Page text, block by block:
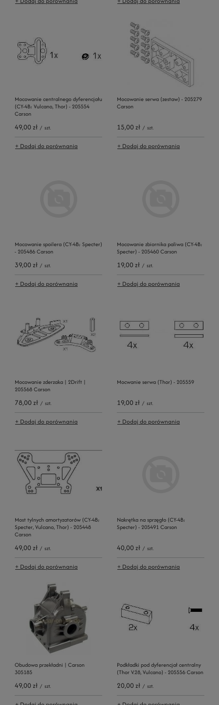
Mocowanie centralnego dyferencjału
(CY-4B; Vulcano, Thor) - 205554
Carson
49,00 zł / szt.
+ Dodaj do porównania
Mocowanie serwa (zestaw) - 205279
Carson
15,00 zł / szt.
+ Dodaj do porównania
Mocowanie spoilera (CY-4B; Specter)
- 205486 Carson
39,00 zł / szt.
+ Dodaj do porównania
Mocowanie zbiornika paliwa (CY-4B;
Specter) - 205460 Carson
19,00 zł / szt.
+ Dodaj do porównania
Mocowanie zderzaka | 2Drift |
205568 Carson
78,00 zł / szt.
+ Dodaj do porównania
Mocwanie serwa (Thor) - 205559
19,00 zł / szt.
+ Dodaj do porównania
Most tylnych amortyzatorów (CY-4B;
Specter, Vulcano, Thor) - 205448
Carson
49,00 zł / szt.
+ Dodaj do porównania
Nakrętka na sprzęgło (CY-4B;
Specter) - 205491 Carson
40,00 zł / szt.
+ Dodaj do porównania
Obudowa przekładni | Carson
305185
49,00 zł / szt.
Podkładki pod dyferencjał centralny
(Thor V.28, Vulcano) - 205556 Carson
20,00 zł / szt.